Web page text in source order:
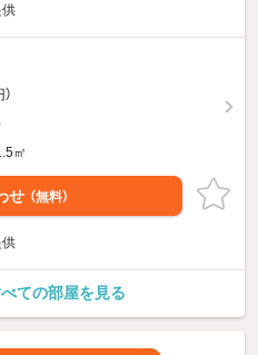
㎡
せ （無料）
ての部屋を見る